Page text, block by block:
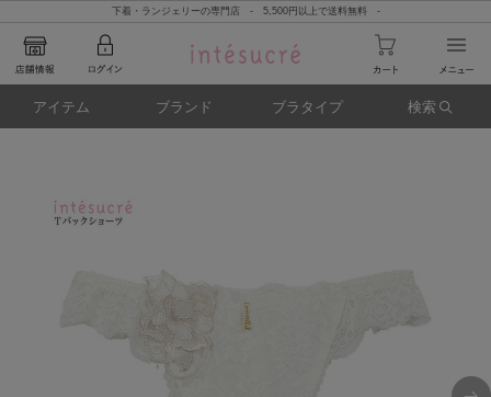
下着・ランジェリーの専門店 - 5,500円以上で送料無料 -
アイテム ブランド ブラタイプ 検索